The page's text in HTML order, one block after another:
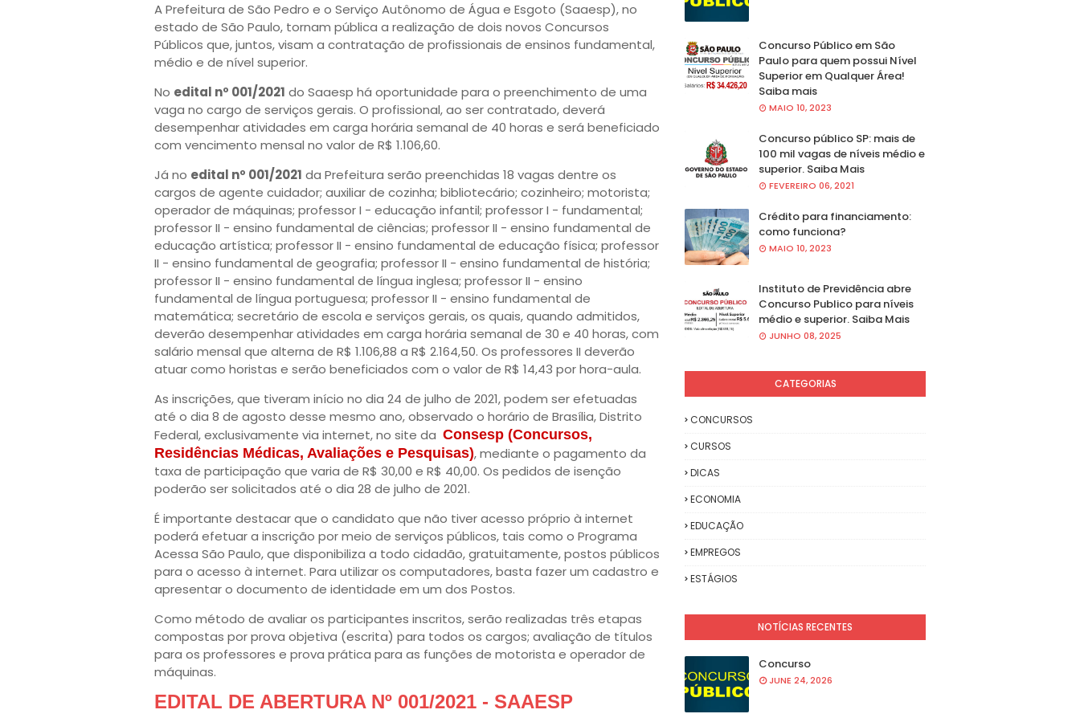
A Prefeitura de São Pedro e o Serviço Autônomo de Água e Esgoto (Saaesp), no
estado de São Paulo, tornam pública a realização de dois novos Concursos
Públicos que, juntos, visam a contratação de profissionais de ensinos fundamental,
médio e de nível superior.
No edital nº 001/2021 do Saaesp há oportunidade para o preenchimento de uma
vaga no cargo de serviços gerais. O profissional, ao ser contratado, deverá
desempenhar atividades em carga horária semanal de 40 horas e será beneficiado
com vencimento mensal no valor de R$ 1.106,60.
Já no edital nº 001/2021 da Prefeitura serão preenchidas 18 vagas dentre os
cargos de agente cuidador; auxiliar de cozinha; bibliotecário; cozinheiro; motorista;
operador de máquinas; professor I - educação infantil; professor I - fundamental;
professor II - ensino fundamental de ciências; professor II - ensino fundamental de
educação artística; professor II - ensino fundamental de educação física; professor
II - ensino fundamental de geografia; professor II - ensino fundamental de história;
professor II - ensino fundamental de língua inglesa; professor II - ensino
fundamental de língua portuguesa; professor II - ensino fundamental de
matemática; secretário de escola e serviços gerais, os quais, quando admitidos,
deverão desempenhar atividades em carga horária semanal de 30 e 40 horas, com
salário mensal que alterna de R$ 1.106,88 a R$ 2.164,50. Os professores II deverão
atuar como horistas e serão beneficiados com o valor de R$ 14,43 por hora-aula.
As inscrições, que tiveram início no dia 24 de julho de 2021, podem ser efetuadas
até o dia 8 de agosto desse mesmo ano, observado o horário de Brasília, Distrito
Federal, exclusivamente via internet, no site da Consesp (Concursos,
Residências Médicas, Avaliações e Pesquisas), mediante o pagamento da
taxa de participação que varia de R$ 30,00 e R$ 40,00. Os pedidos de isenção
poderão ser solicitados até o dia 28 de julho de 2021.
É importante destacar que o candidato que não tiver acesso próprio à internet
poderá efetuar a inscrição por meio de serviços públicos, tais como o Programa
Acessa São Paulo, que disponibiliza a todo cidadão, gratuitamente, postos públicos
para o acesso à internet. Para utilizar os computadores, basta fazer um cadastro e
apresentar o documento de identidade em um dos Postos.
Como método de avaliar os participantes inscritos, serão realizadas três etapas
compostas por prova objetiva (escrita) para todos os cargos; avaliação de títulos
para os professores e prova prática para as funções de motorista e operador de
máquinas.
EDITAL DE ABERTURA Nº 001/2021 - SAAESP
Concurso Público em São
Paulo para quem possui Nível
Superior em Qualquer Área!
Saiba mais
MAIO 10, 2023
Concurso público SP: mais de
100 mil vagas de níveis médio e
superior. Saiba Mais
FEVEREIRO 06, 2021
Crédito para financiamento:
como funciona?
MAIO 10, 2023
Instituto de Previdência abre
Concurso Publico para níveis
médio e superior. Saiba Mais
JUNHO 08, 2025
CATEGORIAS
CONCURSOS
CURSOS
DICAS
ECONOMIA
EDUCAÇÃO
EMPREGOS
ESTÁGIOS
NOTÍCIAS RECENTES
Concurso
JUNE 24, 2026